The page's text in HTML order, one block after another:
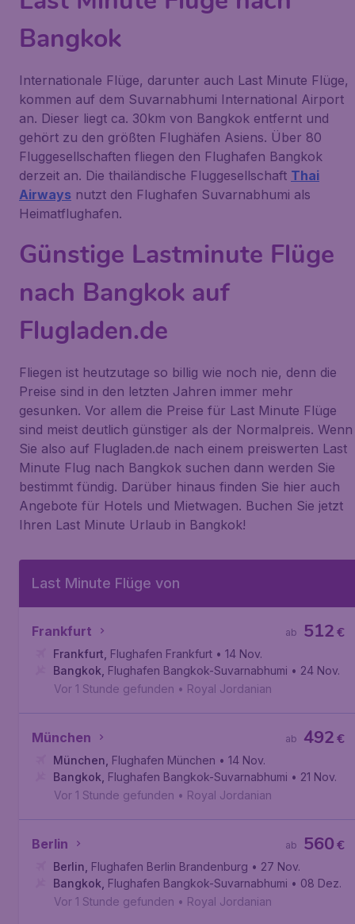
Bangkok
Internationale Flüge, darunter auch Last Minute Flüge,
kommen auf dem Suvarnabhumi International Airport
an. Dieser liegt ca. 30km von Bangkok entfernt und
gehört zu den größten Flughäfen Asiens. Über 80
Fluggesellschaften fliegen den Flughafen Bangkok
derzeit an. Die thailändische Fluggesellschaft Thai
Airways nutzt den Flughafen Suvarnabhumi als
Heimatflughafen.
Günstige Lastminute Flüge
nach Bangkok auf
Flugladen.de
Fliegen ist heutzutage so billig wie noch nie, denn die
Preise sind in den letzten Jahren immer mehr
gesunken. Vor allem die Preise für Last Minute Flüge
sind meist deutlich günstiger als der Normalpreis. Wenn
Sie also auf Flugladen.de nach einem preiswerten Last
Minute Flug nach Bangkok suchen dann werden Sie
bestimmt fündig. Darüber hinaus finden Sie hier auch
Angebote für Hotels und Mietwagen. Buchen Sie jetzt
Ihren Last Minute Urlaub in Bangkok!
Last Minute Flüge von
Frankfurt €
512
ab
Frankfurt Flughafen Frankfurt • 14 Nov.
Bangkok Flughafen Bangkok-Suvarnabhumi • 24 Nov.
Vor 1 Stunde gefunden • Royal Jordanian
München €
492
ab
München Flughafen München • 14 Nov.
Bangkok Flughafen Bangkok-Suvarnabhumi • 21 Nov.
Vor 1 Stunde gefunden • Royal Jordanian
Berlin €
560
ab
Berlin Flughafen Berlin Brandenburg • 27 Nov.
Bangkok Flughafen Bangkok-Suvarnabhumi • 08 Dez.
Vor 1 Stunde gefunden • Royal Jordanian